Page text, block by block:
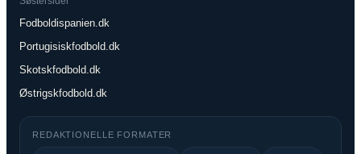
Fodboldispanien.dk
Portugisiskfodbold.dk
Skotskfodbold.dk
Østrigskfodbold.dk
REDAKTIONELLE FORMATER